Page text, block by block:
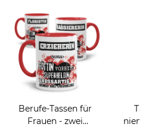
Berufe-Tassen für
Frauen - zwei